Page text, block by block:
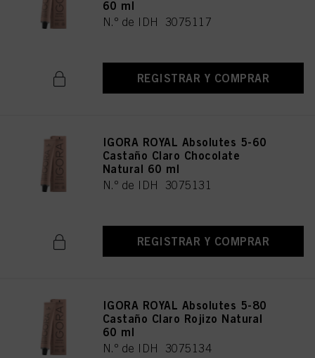
60 ml
N.º de IDH 3075117
REGISTRAR Y COMPRAR
IGORA ROYAL Absolutes 5-60
Castaño Claro Chocolate
Natural 60 ml
N.º de IDH 3075131
REGISTRAR Y COMPRAR
IGORA ROYAL Absolutes 5-80
Castaño Claro Rojizo Natural
60 ml
N.º de IDH 3075134